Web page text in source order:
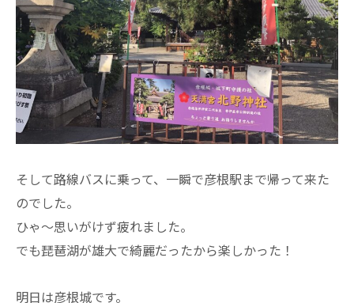
そして路線バスに乗って、一瞬で彦根駅まで帰って来た
のでした。
ひゃ～思いがけず疲れました。
でも琵琶湖が雄大で綺麗だったから楽しかった！
明日は彦根城です。